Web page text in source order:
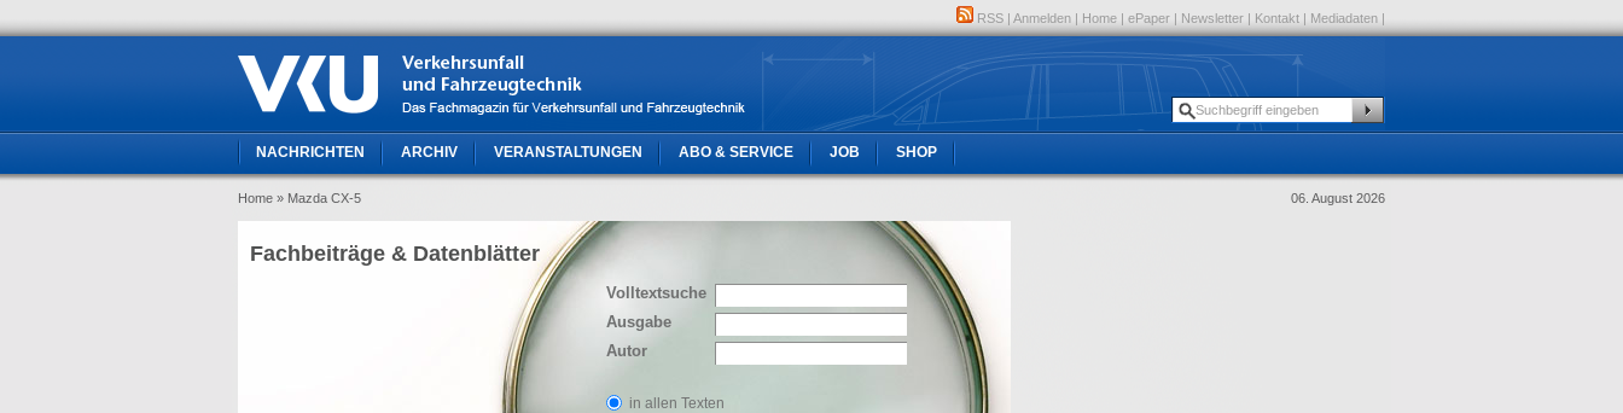
RSS | Anmelden | Home | ePaper | Newsletter | Kontakt | Mediadaten |
NACHRICHTEN ARCHIV VERANSTALTUNGEN ABO & SERVICE JOB SHOP
Home » Mazda CX-5 06. August 2026
Volltextsuche
Ausgabe
Autor
in allen Texten
Fachbeiträge & Datenblätter